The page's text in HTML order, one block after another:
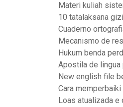
Materi kuliah
10 tatalaksana
Cuaderno
Mecanismo de
Hukum benda
Apostila de
New english file
Cara
Loas atualizada e